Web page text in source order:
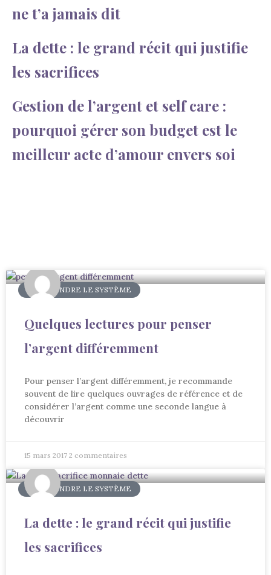
ne t’a jamais dit
La dette : le grand récit qui justifie
les sacrifices
Gestion de l’argent et self care :
pourquoi gérer son budget est le
meilleur acte d’amour envers soi
COMPRENDRE LE SYSTÈME
Quelques lectures pour penser
l’argent différemment
Pour penser l’argent différemment, je recommande
souvent de lire quelques ouvrages de référence et de
considérer l’argent comme une seconde langue à
découvrir
15 mars 2017 2 commentaires
COMPRENDRE LE SYSTÈME
La dette : le grand récit qui justifie
les sacrifices